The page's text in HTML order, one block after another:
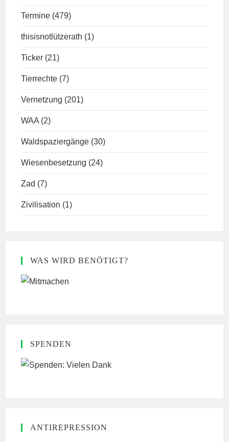
Termine (479)
thisisnotlützerath (1)
Ticker (21)
Tierrechte (7)
Vernetzung (201)
WAA (2)
Waldspaziergänge (30)
Wiesenbesetzung (24)
Zad (7)
Zivilisation (1)
WAS WIRD BENÖTIGT?
SPENDEN
ANTIREPRESSION